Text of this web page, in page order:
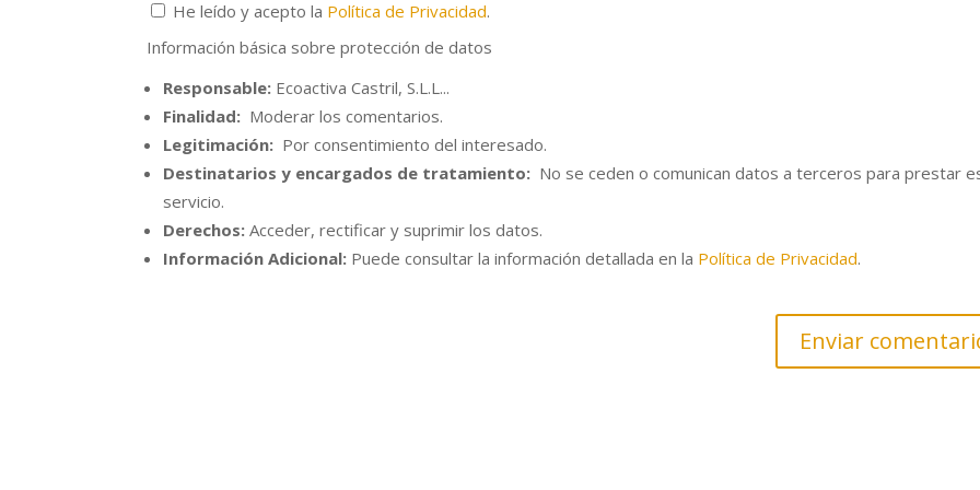
He leído y acepto la Política de Privacidad.
Información básica sobre protección de datos
Responsable: Ecoactiva Castril, S.L.L...
Finalidad: Moderar los comentarios.
Legitimación: Por consentimiento del interesado.
Destinatarios y encargados de tratamiento: No se ceden o comunican datos a terceros para prestar
servicio.
Derechos: Acceder, rectificar y suprimir los datos.
Información Adicional: Puede consultar la información detallada en la Política de Privacidad.